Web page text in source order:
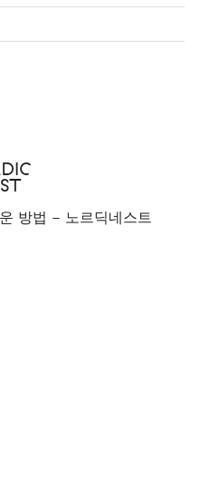
방법 - 노르딕네스트